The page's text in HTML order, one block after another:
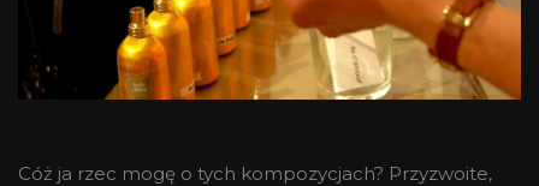
Cóż ja rzec mogę o tych kompozycjach? Przyzwoite,